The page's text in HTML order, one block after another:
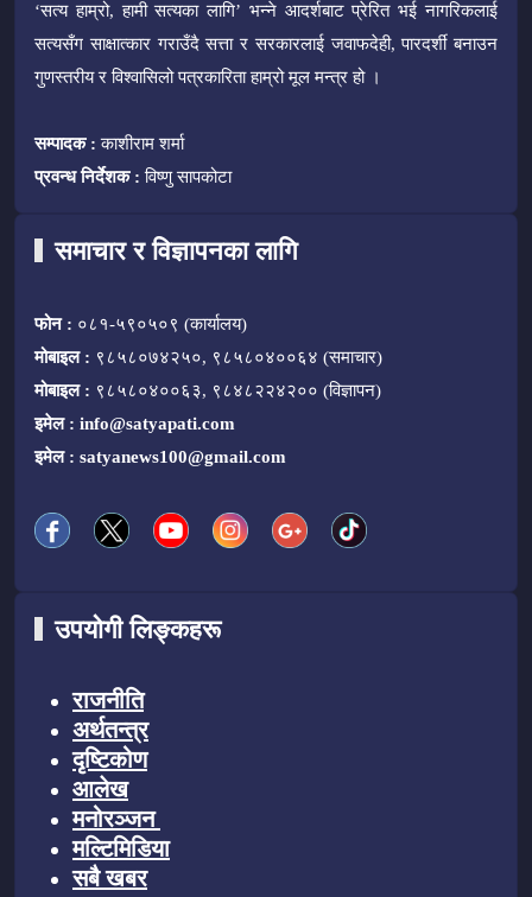
‘सत्य हाम्रो, हामी सत्यका लागि’ भन्ने आदर्शबाट प्रेरित भई नागरिकलाई
सत्यसँग साक्षात्कार गराउँदै सत्ता र सरकारलाई जवाफदेही, पारदर्शी बनाउन
गुणस्तरीय र विश्वासिलो पत्रकारिता हाम्रो मूल मन्त्र हो ।
सम्पादक : काशीराम शर्मा
प्रवन्ध निर्देशक : विष्णु सापकोटा
समाचार र विज्ञापनका लागि
फोन : ०८१-५९०५०९ (कार्यालय)
मोबाइल : ९८५८०७४२५०, ९८५८०४००६४ (समाचार)
मोबाइल : ९८५८०४००६३, ९८४८२२४२०० (विज्ञापन)
इमेल : info@satyapati.com
इमेल : satyanews100@gmail.com
उपयोगी लिङ्कहरू
राजनीति
अर्थतन्त्र
दृष्टिकोण
आलेख
मनोरञ्जन
मल्टिमिडिया
सबै खबर